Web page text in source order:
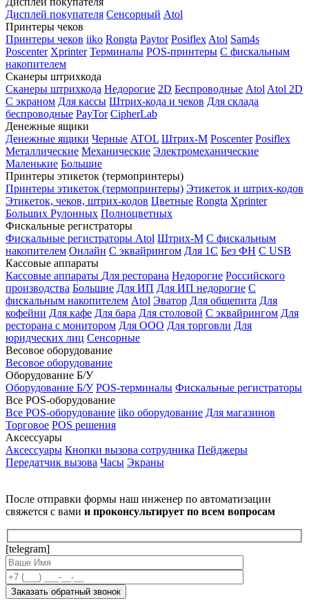
Дисплей покупателя Сенсорный Atol
Принтеры чеков
Принтеры чеков iiko Rongta Paytor Posiflex Atol Sam4s
Poscenter Xprinter Терминалы POS-принтеры С фискальным
накопителем
Сканеры штрихкода
Сканеры штрихкода Недорогие 2D Беспроводные Atol Atol 2D
С экраном Для кассы Штрих-кода и чеков Для склада
беспроводные PayTor CipherLab
Денежные ящики
Денежные ящики Черные ATOL Штрих-М Poscenter Posiflex
Металлические Механические Электромеханические
Маленькие Большие
Принтеры этикеток (термопринтеры)
Принтеры этикеток (термопринтеры) Этикеток и штрих-кодов
Этикеток, чеков, штрих-кодов Цветные Rongta Xprinter
Больших Рулонных Полноцветных
Фискальные регистраторы
Фискальные регистраторы Atol Штрих-М С фискальным
накопителем Онлайн С эквайрингом Для 1С Без ФН С USB
Кассовые аппараты
Кассовые аппараты Для ресторана Недорогие Российского
производства Большие Для ИП Для ИП недорогие С
фискальным накопителем Atol Эватор Для общепита Для
кофейни Для кафе Для бара Для столовой С эквайрингом Для
ресторана с монитором Для ООО Для торговли Для
юридческих лиц Сенсорные
Весовое оборудование
Весовое оборудование
Оборудование Б/У
Оборудование Б/У POS-терминалы Фискальные регистраторы
Все POS-оборудование
Все POS-оборудование iiko оборудование Для магазинов
Торговое POS решения
Аксессуары
Аксессуары Кнопки вызова сотрудника Пейджеры
Передатчик вызова Часы Экраны
После отправки формы наш инженер по автоматизации
свяжется с вами и проконсультирует по всем вопросам
[telegram]